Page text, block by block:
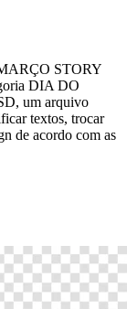
STORY
DIA DO
um arquivo
textos, trocar
de acordo com as